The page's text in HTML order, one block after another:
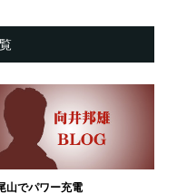
山でパワー充電